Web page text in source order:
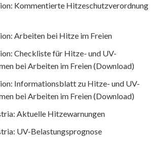
Kommentierte Hitzeschutzverordnung
Arbeiten bei Hitze im Freien
Checkliste für Hitze- und UV-
bei Arbeiten im Freien (Download)
Informationsblatt zu Hitze- und UV-
bei Arbeiten im Freien (Download)
Aktuelle Hitzewarnungen
UV-Belastungsprognose